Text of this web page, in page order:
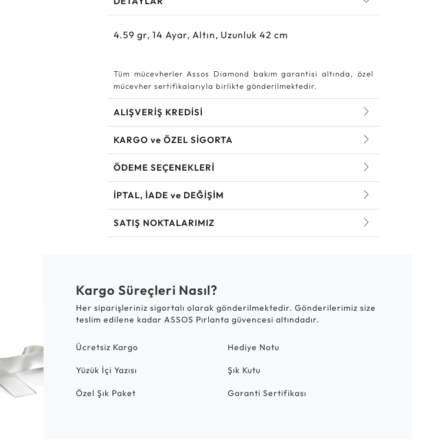
4.59gr,14Ayar, Altın, Uzunluk 42 cm
Tüm mücevherler Assos Diamond bakım garantisi altında, özel
mücevher sertifikalarıyla birlikte gönderilmektedir.
ALIŞVERİŞ KREDİSİ
KARGO ve ÖZEL SİGORTA
ÖDEME SEÇENEKLERİ
İPTAL, İADE ve DEĞİŞİM
SATIŞ NOKTALARIMIZ
Kargo Süreçleri Nasıl?
Her siparişleriniz sigortalı olarak gönderilmektedir. Gönderilerimiz size
teslim edilene kadar ASSOS Pırlanta güvencesi altındadır.
Ücretsiz Kargo Hediye Notu
Yüzük İçi Yazısı Şık Kutu
Özel Şık Paket Garanti Sertifikası